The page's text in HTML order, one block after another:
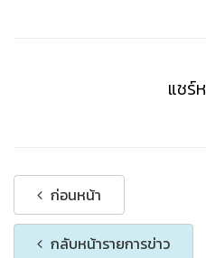
แชร์
ก่อนหน้า
กลับหน้ารายการข่าว